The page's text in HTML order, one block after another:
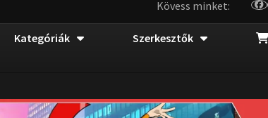
Kövess minket:
Kategóriák Szerkesztők